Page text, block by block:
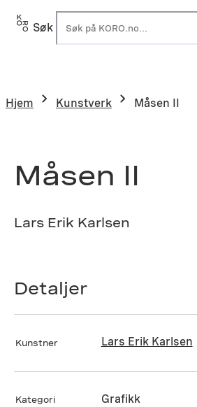
Hopp
Søk
Hjem Kunstverk Måsen II
Måsen II
Lars Erik Karlsen
Detaljer
Kunstner Lars Erik Karlsen
Kategori Grafikk